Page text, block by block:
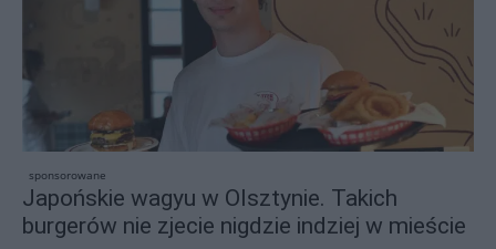
sponsorowane
Japońskie wagyu w Olsztynie. Takich
burgerów nie zjecie nigdzie indziej w mieście